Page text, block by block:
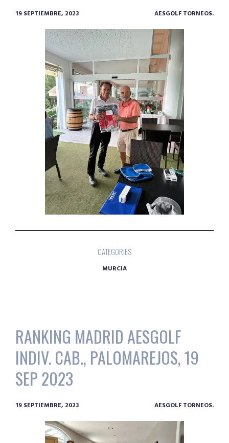
19 SEPTIEMBRE, 2023 AESGOLF TORNEOS.
CATEGORIES
MURCIA
RANKING MADRID AESGOLF
INDIV. CAB., PALOMAREJOS, 19
SEP 2023
19 SEPTIEMBRE, 2023 AESGOLF TORNEOS.